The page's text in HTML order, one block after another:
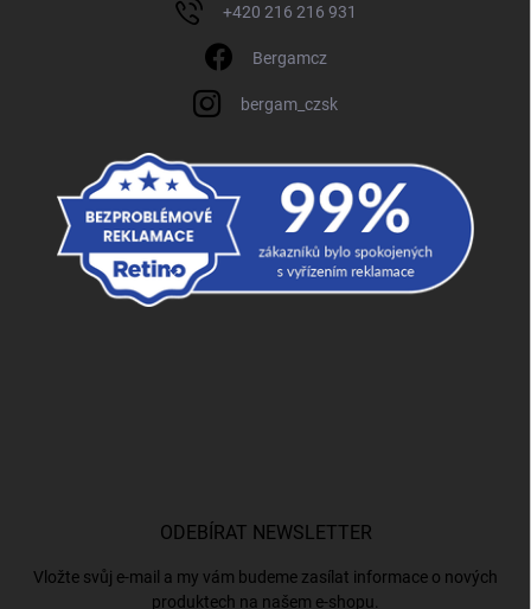
+420 216 216 931
Bergamcz
bergam_czsk
ODEBÍRAT NEWSLETTER
Vložte svůj e-mail a my vám budeme zasílat informace o nových
produktech na našem e-shopu.